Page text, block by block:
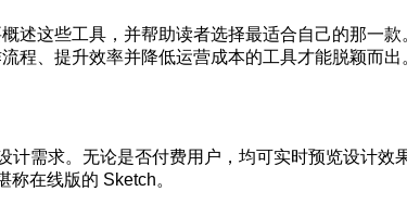
述这些工具，并帮助读者选择最适合自己的那一
程、提升效率并降低运营成本的工具才能脱颖而
计需求。无论是否付费用户，均可实时预览设计
在线版的 Sketch。